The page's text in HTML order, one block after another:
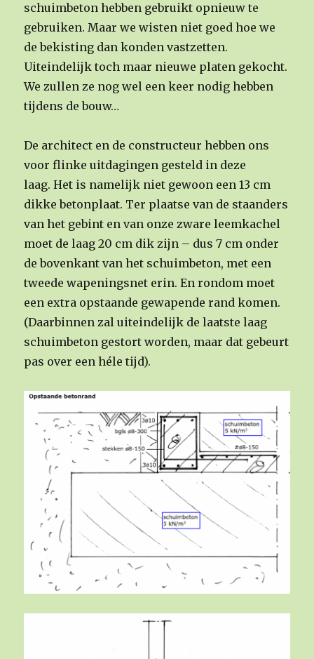
schuimbeton hebben gebruikt opnieuw te
gebruiken. Maar we wisten niet goed hoe we
de bekisting dan konden vastzetten.
Uiteindelijk toch maar nieuwe platen gekocht.
We zullen ze nog wel een keer nodig hebben
tijdens de bouw…
De architect en de constructeur hebben ons
voor flinke uitdagingen gesteld in deze
laag. Het is namelijk niet gewoon een 13 cm
dikke betonplaat. Ter plaatse van de staanders
van het gebint en van onze zware leemkachel
moet de laag 20 cm dik zijn – dus 7 cm onder
de bovenkant van het schuimbeton, met een
tweede wapeningsnet erin. En rondom moet
een extra opstaande gewapende rand komen.
(Daarbinnen zal uiteindelijk de laatste laag
schuimbeton gestort worden, maar dat gebeurt
pas over een héle tijd).